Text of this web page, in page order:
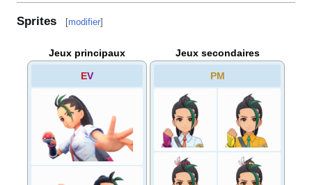
Sprites [modifier]
Jeux principaux
EV
Jeux secondaires
PM